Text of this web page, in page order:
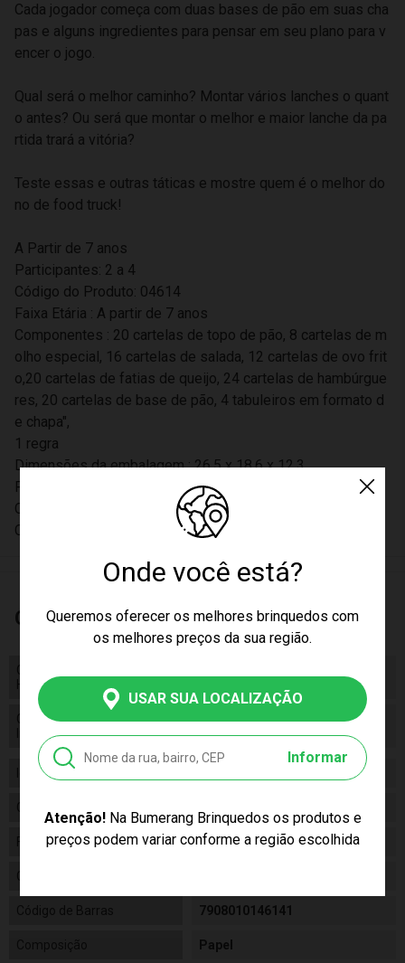
Onde você está?
Queremos oferecer os melhores brinquedos com
os melhores preços da sua região.
USAR SUA LOCALIZAÇÃO
Informar
Atenção!Na Bumerang Brinquedos os produtos e
preços podem variar conforme a região escolhida
Cada jogador começa com duas bases de pão em suas cha
pas e alguns ingredientes para pensar em seu plano para v
encer o jogo.
Qual será o melhor caminho? Montar vários lanches o quant
o antes? Ou será que montar o melhor e maior lanche da pa
rtida trará a vitória?
Teste essas e outras táticas e mostre quem é o melhor do
no de food truck!
A Partir de 7 anos
Participantes: 2 a 4
Código do Produto: 04614
Faixa Etária : A partir de 7 anos
Componentes : 20 cartelas de topo de pão, 8 cartelas de m
olho especial, 16 cartelas de salada, 12 cartelas de ovo frit
o,20 cartelas de fatias de queijo, 24 cartelas de hambúrgue
res, 20 cartelas de base de pão, 4 tabuleiros em formato d
e chapa",
1 regra
Dimensões da embalagem : 26,5 x 18,6 x 12,3
Participantes : 2 a 4
Certificação Inmetro : CE-BRI/ICEPEX-N 01264-25
Código de Barras : 7908010146141
Características
Código de
Homologação Anatel
Código de Homologação Anatel
Certificado/ Selo
Inmetro
Certificado/ Selo Inmetro CE-
BRI/ICEPEX-N 01264-25
Idade
Gênero
Fabricante Grow
Código
Código de Barras 7908010146141
Papel